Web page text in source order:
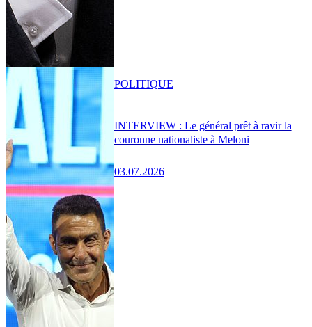
INTERVIEW : Le général prêt à ravir la
couronne nationaliste à Meloni
03.07.2026
POLITIQUE